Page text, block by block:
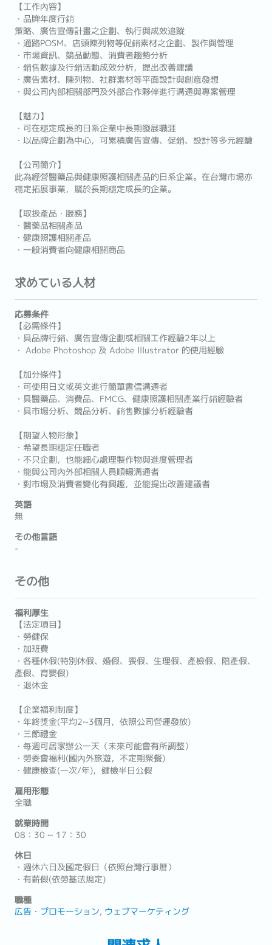
【工作內容】
・品牌年度行銷
策略、廣告宣傳計畫之企劃、執行與成效追蹤
・通路POSM、店頭陳列物等促銷素材之企劃、製作與管理
・市場資訊、競品動態、消費者趨勢分析
・銷售數據及行銷活動成效分析，提出改善建議
・廣告素材、陳列物、社群素材等平面設計與創意發想
・與公司內部相關部門及外部合作夥伴進行溝通與專案管理
【魅力】
・可在穩定成長的日系企業中長期發展職涯
・以品牌企劃為中心，可累積廣告宣傳、促銷、設計等多元經驗
【公司簡介】
此為經營醫藥品與健康照護相關產品的日系企業。在台灣市場亦
穩定拓展事業，屬於長期穩定成長的企業。
【取扱產品・服務】
・醫藥品相關產品
・健康照護相關產品
・一般消費者向健康相關商品
求めている人材
応募条件
【必需條件】
・具品牌行銷、廣告宣傳企劃或相關工作經驗2年以上
・ Adobe Photoshop 及 Adobe Illustrator 的使用經驗
【加分條件】
・可使用日文或英文進行簡單書信溝通者
・具醫藥品、消費品、FMCG、健康照護相關產業行銷經驗者
・具市場分析、競品分析、銷售數據分析經驗者
【期望人物形象】
・希望長期穩定任職者
・不只企劃，也能細心處理製作物與進度管理者
・能與公司內外部相關人員順暢溝通者
・對市場及消費者變化有興趣，並能提出改善建議者
英語
無
その他言語
-
その他
福利厚生
【法定項目】
・勞健保
・加班費
・各種休假(特別休假、婚假、喪假、生理假、產檢假、陪產假、
產假、育嬰假)
・退休金
【企業福利制度】
・年終獎金(平均2~3個月，依照公司營運發放)
・三節禮金
・每週可居家辦公一天（未來可能會有所調整）
・勞委會福利(國內外旅遊，不定期聚餐)
・健康檢查(一次/年)，健檢半日公假
雇用形態
全職
就業時間
08：30 ~ 17：30
休日
・週休六日及國定假日（依照台灣行事曆）
・有薪假(依勞基法規定)
職種
広告・プロモーション ウェブマーケティング